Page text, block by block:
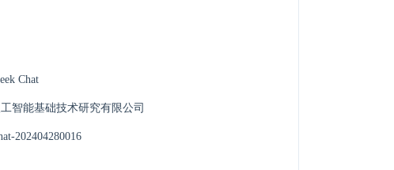
Chat
智能基础技术研究有限公司
202404280016